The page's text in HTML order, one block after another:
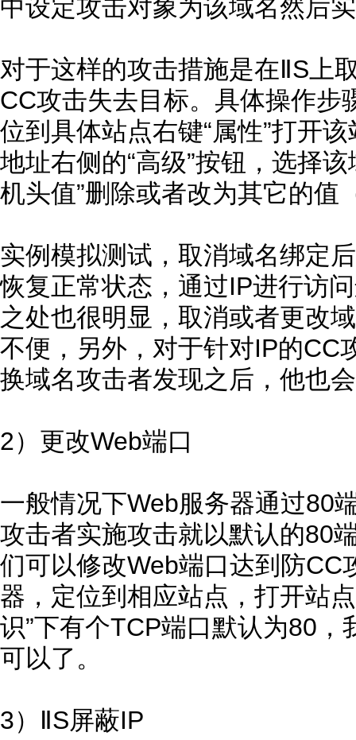
中设定攻击对象为该域名然后
对于这样的攻击措施是在ⅡS上
CC攻击失去目标。具体操作步
位到具体站点右键“属性”打开
地址右侧的“高级”按钮，选择
机头值”删除或者改为其它的值
实例模拟测试，取消域名绑定
恢复正常状态，通过IP进行访
之处也很明显，取消或者更改
不便，另外，对于针对IP的CC
换域名攻击者发现之后，他也
2）更改Web端口
一般情况下Web服务器通过80
攻击者实施攻击就以默认的80
们可以修改Web端口达到防CC
器，定位到相应站点，打开站
识”下有个TCP端口默认为80
可以了。
3）ⅡS屏蔽IP